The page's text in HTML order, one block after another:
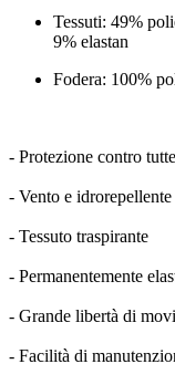
Tessuti: 49%
9% elastan
Fodera: 100%
- Protezione contro
- Vento e idrorepellente
- Tessuto traspirante
- Permanentemente
- Grande libertà di
- Facilità di